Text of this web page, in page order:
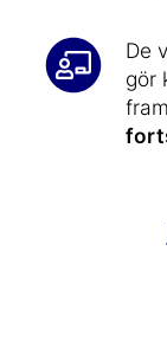
De
gör